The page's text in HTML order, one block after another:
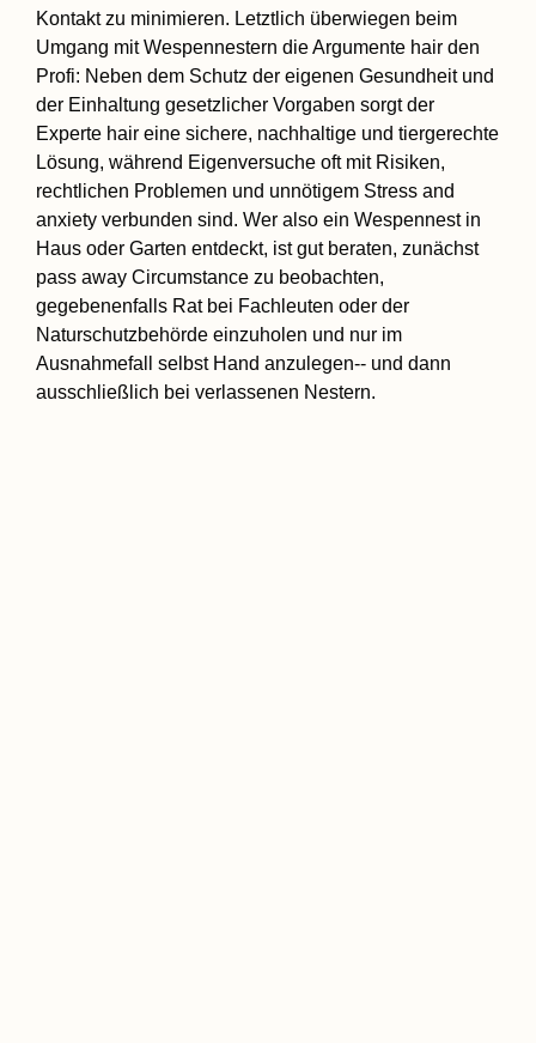
Kontakt zu minimieren. Letztlich überwiegen beim
Umgang mit Wespennestern die Argumente hair den
Profi: Neben dem Schutz der eigenen Gesundheit und
der Einhaltung gesetzlicher Vorgaben sorgt der
Experte hair eine sichere, nachhaltige und tiergerechte
Lösung, während Eigenversuche oft mit Risiken,
rechtlichen Problemen und unnötigem Stress and
anxiety verbunden sind. Wer also ein Wespennest in
Haus oder Garten entdeckt, ist gut beraten, zunächst
pass away Circumstance zu beobachten,
gegebenenfalls Rat bei Fachleuten oder der
Naturschutzbehörde einzuholen und nur im
Ausnahmefall selbst Hand anzulegen-- und dann
ausschließlich bei verlassenen Nestern.